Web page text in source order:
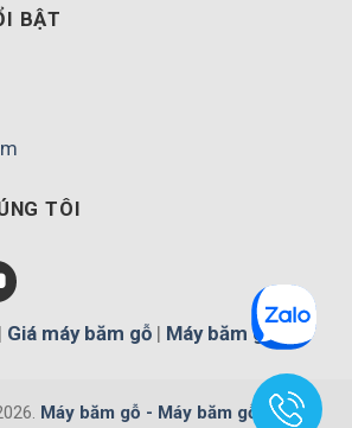
BẬT
TÔI
| Giá máy băm gỗ | Máy băm gỗ
Máy băm gỗ - Máy băm gỗ cây, gỗ